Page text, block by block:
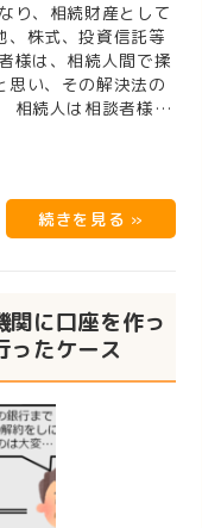
り、相続財産として
、株式、投資信託等
様は、相続人間で揉
思い、その解決法の
相続人は相談者様の
関に口座を作っ
ったケース